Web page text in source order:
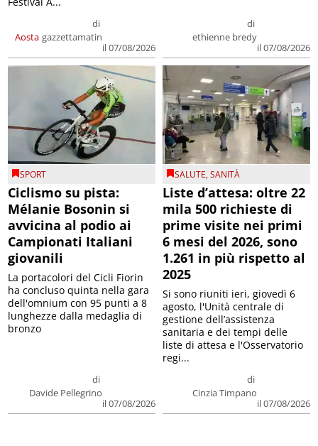
Aosta
di
gazzettamatin
il 07/08/2026
di
ethienne bredy
il 07/08/2026
SPORT
Ciclismo su pista:
Mélanie Bosonin si
avvicina al podio ai
Campionati Italiani
giovanili
di
Davide Pellegrino
il 07/08/2026
La portacolori del Cicli Fiorin
ha concluso quinta nella gara
dell'omnium con 95 punti a 8
lunghezze dalla medaglia di
bronzo
SALUTE,SANITÀ
Liste d’attesa: oltre 22
mila 500 richieste di
prime visite nei primi
6 mesi del 2026, sono
1.261 in più rispetto al
2025
di
Cinzia Timpano
il 07/08/2026
Si sono riuniti ieri, giovedì 6
agosto, l'Unità centrale di
gestione dell’assistenza
sanitaria e dei tempi delle
liste di attesa e l'Osservatorio
regi...